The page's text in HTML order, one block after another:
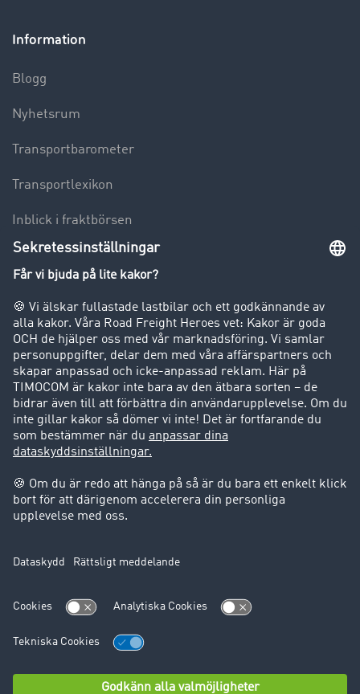
Information
Blogg
Nyhetsrum
Transportbarometer
Transportlexikon
Inblick i fraktbörsen
Körförbud för lastbilar
Företag
Kunder värvar kunder
Success Stories
Support
Support
Juridiskt
Företagsinformation
Användarvillkor